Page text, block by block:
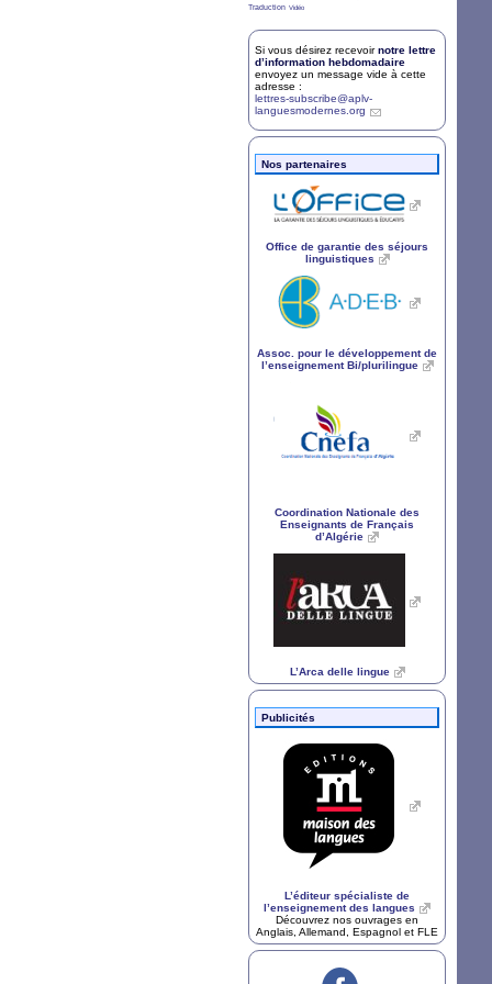
Traduction
7/36 Vidéo
2/36
Si vous désirez recevoirnotre lettre
d’information hebdomadaire
envoyez un message vide à cette
adresse :
lettres-subscribe@aplv-
languesmodernes.org
Nos partenaires
Office de garantie des séjours
linguistiques
Assoc. pour le développement de
l’enseignement Bi/plurilingue
Coordination Nationale des
Enseignants de Français
d’Algérie
L’Arca delle lingue
Publicités
L’éditeur spécialiste de
l’enseignement des langues
Découvrez nos ouvrages en
Anglais, Allemand, Espagnol et FLE